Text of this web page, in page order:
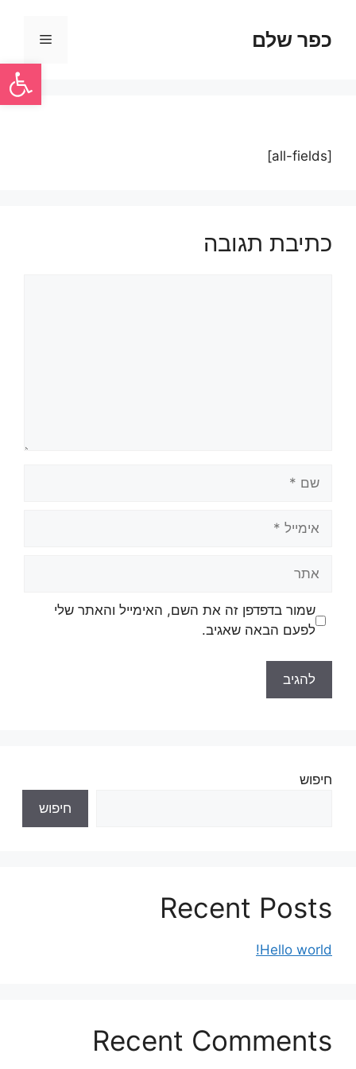
פתח
כפר שלם
[all-fields]
כתיבת תגובה
שמור בדפדפן זה את השם, האימייל והאתר שלי
לפעם הבאה שאגיב.
חיפוש
חיפוש
Recent Posts
Hello world!
Recent Comments